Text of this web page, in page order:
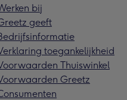
bij
geeft
toegankelijkheid
Thuiswinkel
Greetz